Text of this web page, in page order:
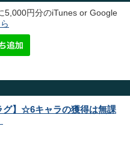
5,000円分のiTunes or Google
グ】☆6キャラの獲得は無課